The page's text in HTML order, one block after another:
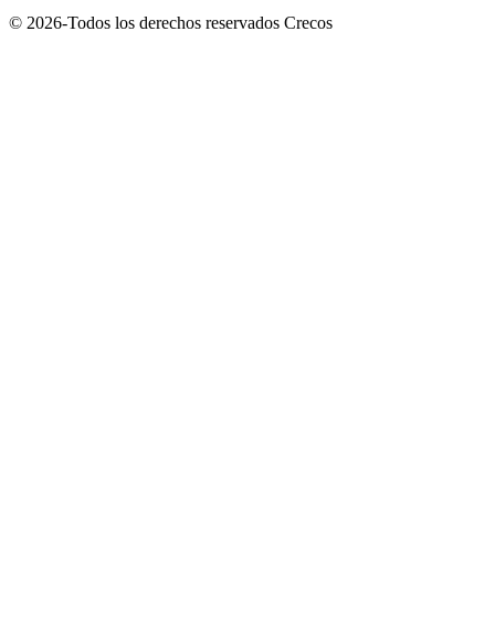
© 2026-Todos los derechos reservados Crecos